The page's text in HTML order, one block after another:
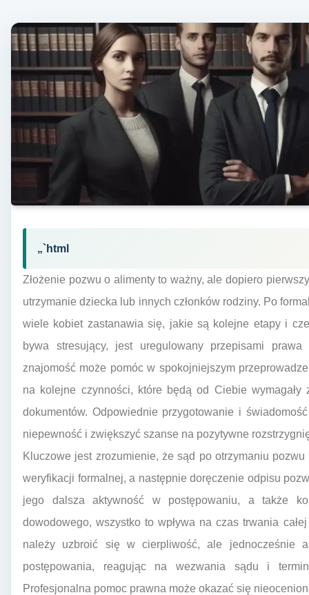
„`html
Złożenie pozwu o alimenty to ważny, ale dopiero
utrzymanie dziecka lub innych członków rodziny. Po
wiele kobiet zastanawia się, jakie są kolejne etapy i
bywa stresujący, jest uregulowany przepisami
znajomość może pomóc w spokojniejszym
na kolejne czynności, które będą od Ciebie wymagały
dokumentów. Odpowiednie przygotowanie i
niepewność i zwiększyć szanse na pozytywne
Kluczowe jest zrozumienie, że sąd po otrzymaniu
weryfikacji formalnej, a następnie doręczenie odpisu
jego dalsza aktywność w postępowaniu, a także
dowodowego, wszystko to wpływa na czas trwania
należy uzbroić się w cierpliwość, ale jednocześnie
postępowania, reagując na wezwania sądu i
Profesjonalna pomoc prawna może okazać się